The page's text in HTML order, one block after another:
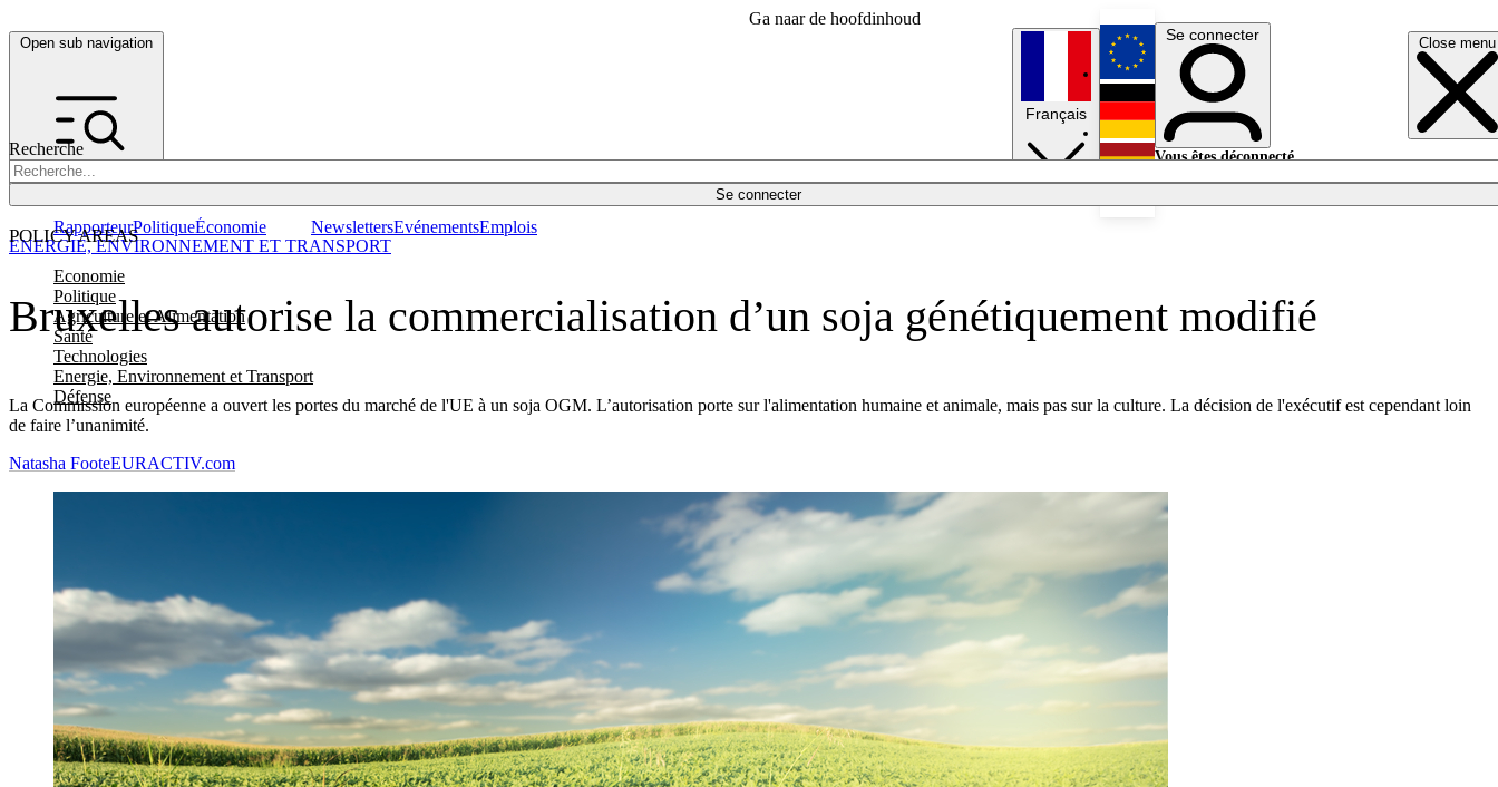
Ga naar de hoofdinhoud
Open sub navigation Close menu
Recherche
Se connecter
POLICY AREAS
Economie
Politique
Agriculture et Alimentation
Santé
Technologies
Energie, Environnement et Transport
Défense
RapporteurPolitiqueÉconomie NewslettersEvénementsEmplois
Français
English
Deutsch
Se connecter
Vous êtes déconnecté.
Bruxelles autorise la commercialisation d’un soja génétiquement modifié
La Commission européenne a ouvert les portes du marché de l'UE à un soja OGM. L’autorisation porte sur l'alimentation humaine et animale, mais pas sur la culture. La décision de l'exécutif est cependant loin
de faire l’unanimité.
ENERGIE, ENVIRONNEMENT ET TRANSPORT
Natasha FooteEURACTIV.com